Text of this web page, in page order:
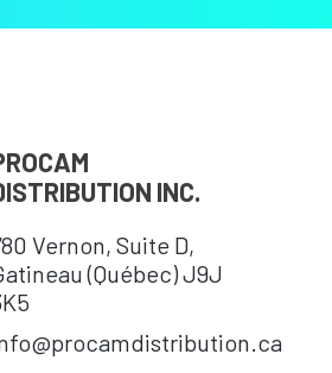
INC.
Vernon, Suite D,
(Québec) J9J